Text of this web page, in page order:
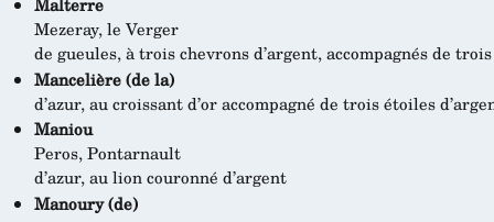
Mezeray, le Verger
de gueules, à trois chevrons d’argent, accompagnés de
Mancelière (de la)
d’azur, au croissant d’or accompagné de trois étoiles
Maniou
Peros, Pontarnault
d’azur, au lion couronné d’argent
Manoury (de)